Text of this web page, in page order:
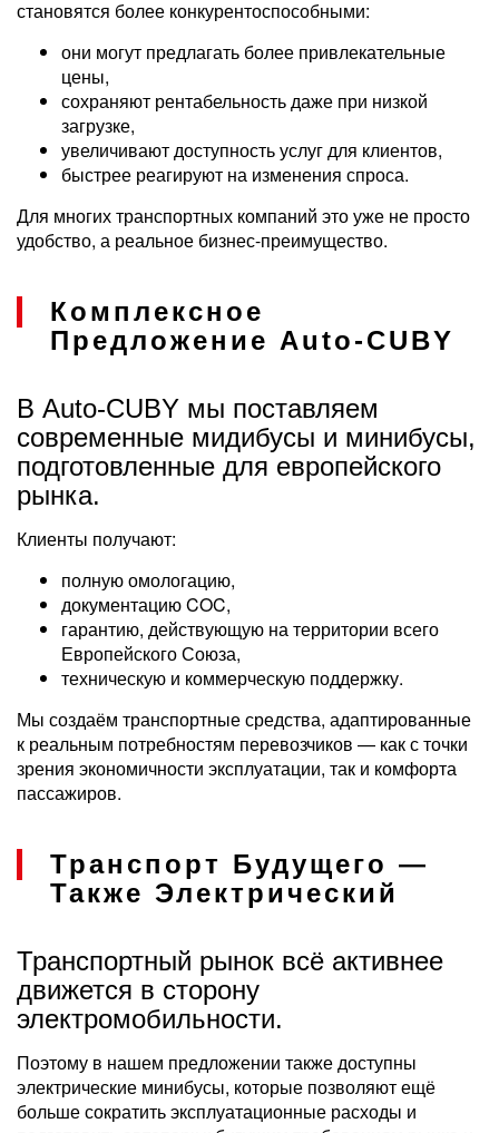
становятся более конкурентоспособными:
они могут предлагать более привлекательные
цены,
сохраняют рентабельность даже при низкой
загрузке,
увеличивают доступность услуг для клиентов,
быстрее реагируют на изменения спроса.
Для многих транспортных компаний это уже не просто
удобство, а реальное бизнес-преимущество.
Комплексное
Предложение Auto-CUBY
В Auto-CUBY мы поставляем
современные мидибусы и минибусы,
подготовленные для европейского
рынка.
Клиенты получают:
полную омологацию,
документацию COC,
гарантию, действующую на территории всего
Европейского Союза,
техническую и коммерческую поддержку.
Мы создаём транспортные средства, адаптированные
к реальным потребностям перевозчиков — как с точки
зрения экономичности эксплуатации, так и комфорта
пассажиров.
Транспорт Будущего —
Также Электрический
Транспортный рынок всё активнее
движется в сторону
электромобильности.
Поэтому в нашем предложении также доступны
электрические минибусы, которые позволяют ещё
больше сократить эксплуатационные расходы и